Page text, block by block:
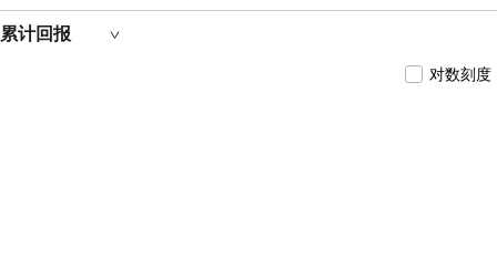
累计回报
对数刻度